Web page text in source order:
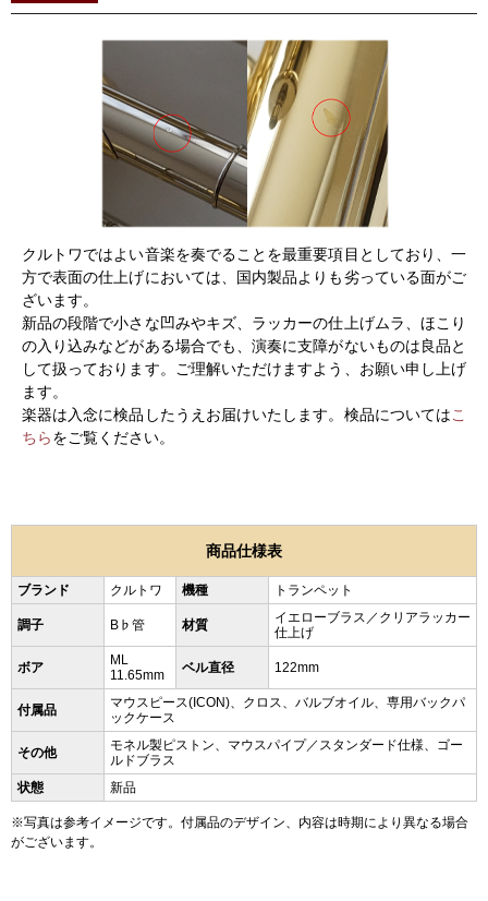
クルトワではよい音楽を奏でることを最重要項目としており、一
方で表面の仕上げにおいては、国内製品よりも劣っている面がご
ざいます。
新品の段階で小さな凹みやキズ、ラッカーの仕上げムラ、ほこり
の入り込みなどがある場合でも、演奏に支障がないものは良品と
して扱っております。ご理解いただけますよう、お願い申し上げ
ます。
楽器は入念に検品したうえお届けいたします。検品についてはこ
ちらをご覧ください。
商品仕様表
ブランド クルトワ 機種 トランペット
調子 B♭管 材質
イエローブラス／クリアラッカー
仕上げ
ボア
ML
11.65mm
ベル直径 122mm
付属品
マウスピース(ICON)、クロス、バルブオイル、専用バックパ
ックケース
その他
モネル製ピストン、マウスパイプ／スタンダード仕様、ゴー
ルドブラス
状態
新品
※写真は参考イメージです。付属品のデザイン、内容は時期により異なる場合
がございます。